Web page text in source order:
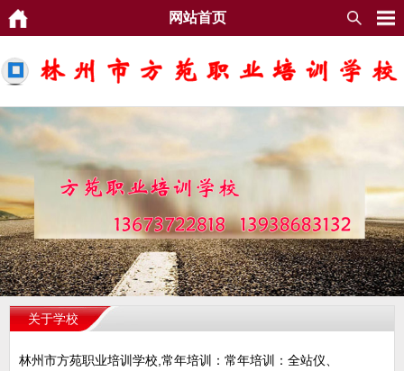
网站首页
关于学校
林州市方苑职业培训学校,常年培训：常年培训：全站仪、